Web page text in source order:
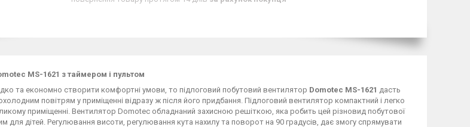
MS-1621 з таймером і пультом
та економно створити комфортні умови, то підлоговий побутовий вентилятор Domotec МS-1621 дасть
повітрям у приміщенні відразу ж після його придбання. Підлоговий вентилятор компактний і легко
приміщенні. Вентилятор Domotec обладнаний захисною решіткою, яка робить цей різновид побутової
для дітей. Регулювання висоти, регулювання кута нахилу та поворот на 90 градусів, дає змогу спрямувати